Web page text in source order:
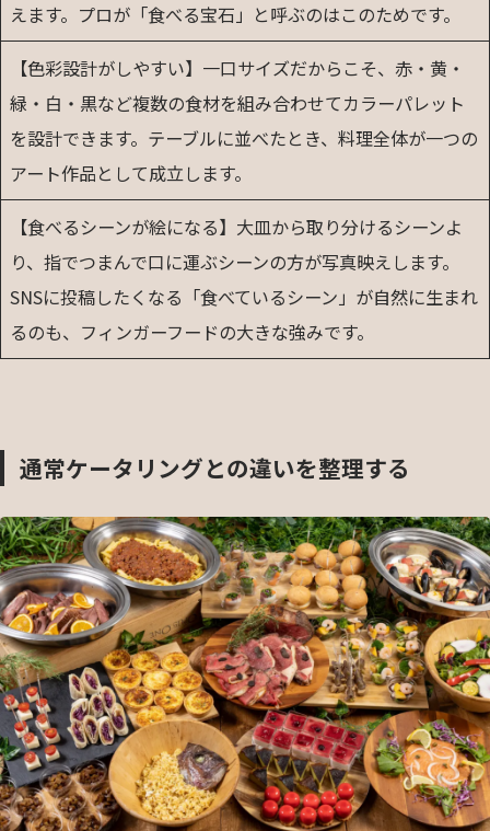
えます。プロが「食べる宝石」と呼ぶのはこのためです。
【色彩設計がしやすい】一口サイズだからこそ、赤・黄・
緑・白・黒など複数の食材を組み合わせてカラーパレット
を設計できます。テーブルに並べたとき、料理全体が一つの
アート作品として成立します。
【食べるシーンが絵になる】大皿から取り分けるシーンよ
り、指でつまんで口に運ぶシーンの方が写真映えします。
SNSに投稿したくなる「食べているシーン」が自然に生まれ
るのも、フィンガーフードの大きな強みです。
通常ケータリングとの違いを整理する